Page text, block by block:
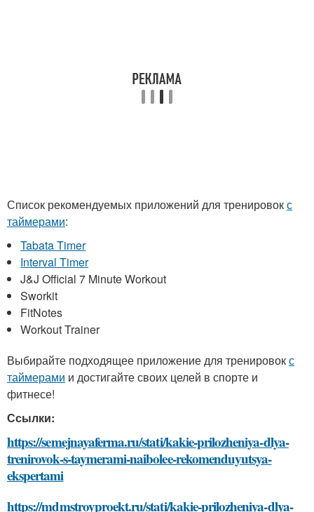
Список рекомендуемых приложений для тренировокс
таймерами:
Tabata Timer
Interval Timer
J&J Official 7 Minute Workout
Sworkit
FitNotes
Workout Trainer
Выбирайте подходящее приложение для тренировокс
таймерами и достигайте своих целей в спорте и
фитнесе!
Ссылки:
https://semejnayaferma.ru/stati/kakie-prilozheniya-dlya-
trenirovok-s-taymerami-naibolee-rekomenduyutsya-
ekspertami
https://mdmstroyproekt.ru/stati/kakie-prilozheniya-dlya-